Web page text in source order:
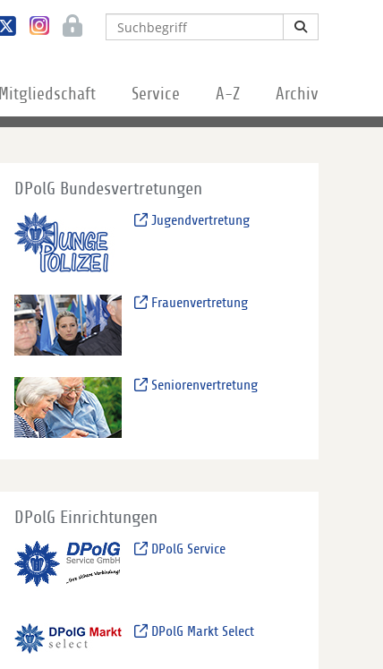
Mitgliedschaft Service A-Z Archiv
DPolG Bundesvertretungen
Jugendvertretung
Frauenvertretung
Seniorenvertretung
DPolG Einrichtungen
DPolG Service
DPolG Markt Select